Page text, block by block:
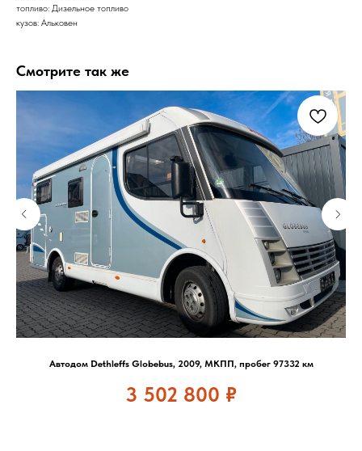
топливо: Дизельное топливо
кузов: Альковен
Смотрите так же
Автодом Dethleffs Globebus, 2009, МКПП, пробег 97332 км
3 502 800 ₽